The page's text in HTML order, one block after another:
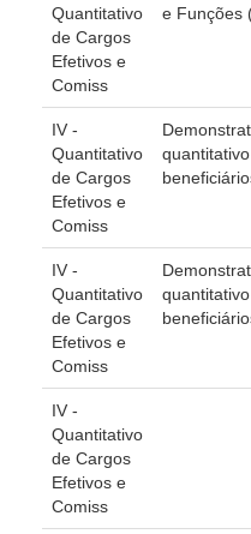
Gestão de Riscos
Laboratório de
Assessoria de
Sites Institucionais
Biblioteca
Centro de Memória
Responsabilidade
Escola Judicial
Programa Trabalho
Coordenadoria de
Quantitativo
de Cargos
Efetivos e
Comiss
e Funções
IV -
Quantitativo
de Cargos
Efetivos e
Comiss
IV -
Quantitativo
de Cargos
Efetivos e
Comiss
IV -
Quantitativo
de Cargos
Efetivos e
Comiss